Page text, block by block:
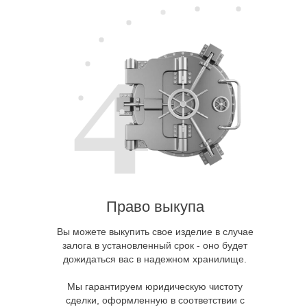
Вы можете выкупить свое изделие в случае
залога в установленный срок - оно будет
дожидаться вас в надежном хранилище.
Мы гарантируем юридическую чистоту
сделки, оформленную в соответствии с
Право выкупа